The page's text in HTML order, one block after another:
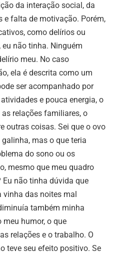
da interação social, da
e falta de motivação. Porém,
como delírios ou
não tinha. Ninguém
meu. No caso
ela é descrita como um
ser acompanhado por
e pouca energia, o
relações familiares, o
outras coisas. Sei que o ovo
mas o que teria
do sono ou os
mesmo que meu quadro
Eu não tinha dúvida que
das noites mal
também minha
humor, o que
relações e o trabalho. O
teve seu efeito positivo. Se